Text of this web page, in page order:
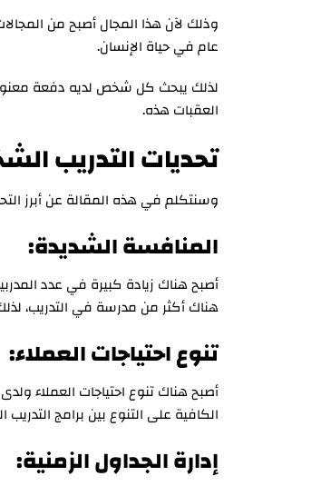
وذلك لآن هذا المجال أصبح من
عام في حياة الإنسان.
لذلك يبحث كل شخص لديه دفعة
العقبات هذه.
تحديات التدريب
وسنتكلم في هذه المقالة عن أبرز
المنافسة الشديدة:
أصبح هناك زيادة كبيرة في عدد
هناك أكثر من مدرسة في التدريب،
تنوع احتياجات العملاء:
أصبح هناك تنوع احتياجات العملاء
الكافية على التنوع بين برامج التدريب
إدارة الجداول الزمنية: